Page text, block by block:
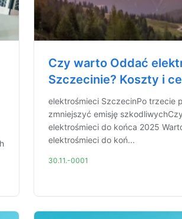
Czy warto Oddać
Szczecinie? Koszty i
elektrośmieci SzczecinPo trzecie
zmniejszyć emisję
elektrośmieci do końca 2025
elektrośmieci do koń...
30.11.-0001